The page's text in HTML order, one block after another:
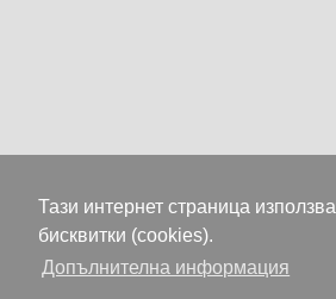
Тази интернет страница използва
бисквитки (cookies).
Допълнителна информация